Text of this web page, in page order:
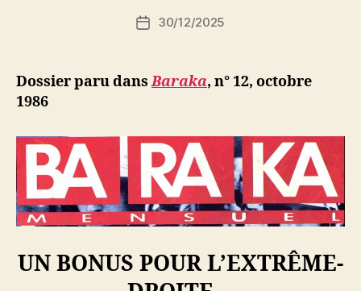
Auteur
N
ji
Date30/12/2025
Dossier paru dansBaraka, n° 12, octobre
1986
UN BONUS POUR L’EXTRÊME-